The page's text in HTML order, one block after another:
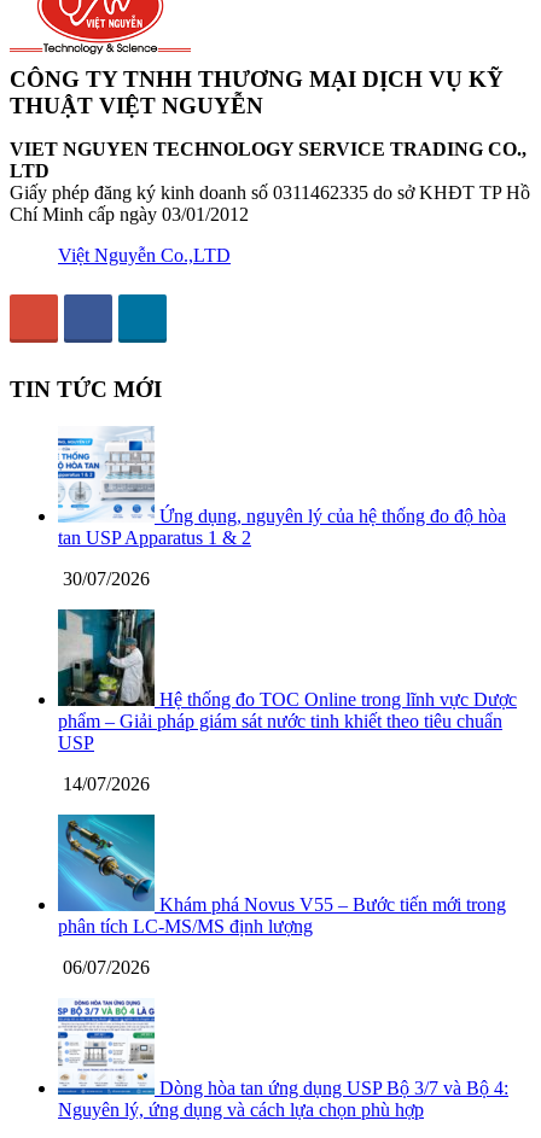
CÔNG TY TNHH THƯƠNG MẠI DỊCH VỤ KỸ
THUẬT VIỆT NGUYỄN
VIET NGUYEN TECHNOLOGY SERVICE TRADING CO.,
LTD
Giấy phép đăng ký kinh doanh số 0311462335 do sở KHĐT TP Hồ
Chí Minh cấp ngày 03/01/2012
Việt Nguyễn Co.,LTD
TIN TỨC MỚI
Ứng dụng, nguyên lý của hệ thống đo độ hòa
tan USP Apparatus 1 & 2
30/07/2026
Hệ thống đo TOC Online trong lĩnh vực Dược
phẩm – Giải pháp giám sát nước tinh khiết theo tiêu chuẩn
USP
14/07/2026
Khám phá Novus V55 – Bước tiến mới trong
phân tích LC-MS/MS định lượng
06/07/2026
Dòng hòa tan ứng dụng USP Bộ 3/7 và Bộ 4:
Nguyên lý, ứng dụng và cách lựa chọn phù hợp